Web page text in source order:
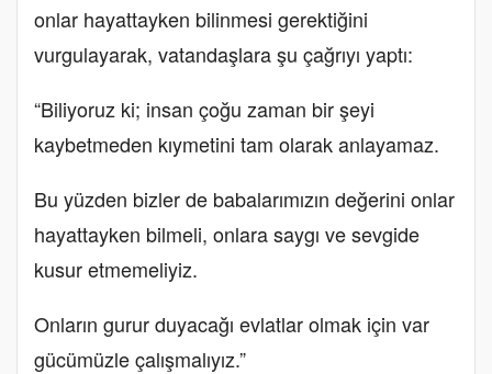
onlar hayattayken bilinmesi gerektiğini
vurgulayarak, vatandaşlara şu çağrıyı yaptı:
“Biliyoruz ki; insan çoğu zaman bir şeyi
kaybetmeden kıymetini tam olarak anlayamaz.
Bu yüzden bizler de babalarımızın değerini onlar
hayattayken bilmeli, onlara saygı ve sevgide
kusur etmemeliyiz.
Onların gurur duyacağı evlatlar olmak için var
gücümüzle çalışmalıyız.”